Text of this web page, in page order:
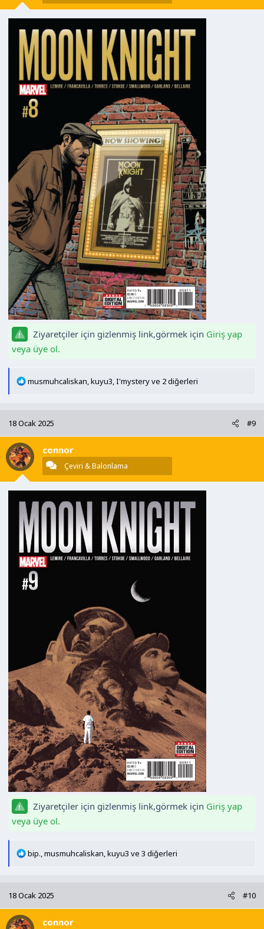
Ziyaretçiler için gizlenmiş link,görmek için Giriş yap
veya üye ol.
T
i
l
e
r
musmuhcaliskan,kuyu3,I'mysteryve 2 diğerleri
18 Ocak 2025 #9
connor
Çeviri & Balonlama
Ziyaretçiler için gizlenmiş link,görmek için Giriş yap
veya üye ol.
T
i
l
e
bip.,musmuhcaliskan,kuyu3 ve 3 diğerleri
18 Ocak 2025 #10
connor